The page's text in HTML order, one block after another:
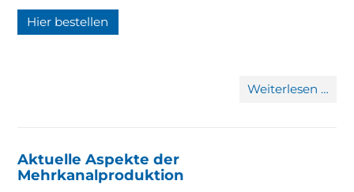
Hier bestellen
Weiterlesen …
Aktuelle Aspekte der
Mehrkanalproduktion